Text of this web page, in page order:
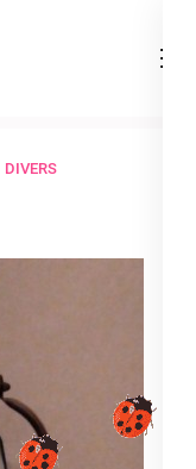
DIVERS